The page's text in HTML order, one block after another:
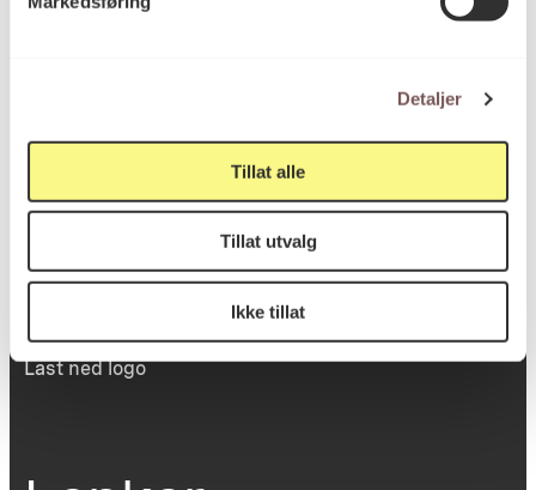
Detaljer
Tillat alle
Tillat utvalg
Ikke tillat
inngang Løkkeveien,
Viktig info
Utbetaling og fakturering
Personvernerklæring
Dokumentasjonsskjema
Last ned logo